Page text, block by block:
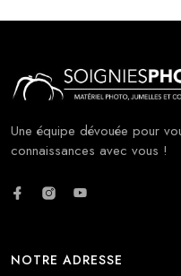
Une équipe dévouée pour
connaissances avec vous !
NOTRE ADRESSE